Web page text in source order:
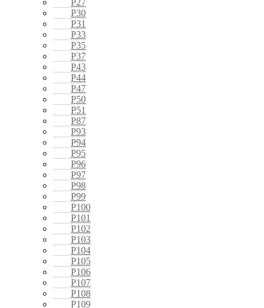
P27
P30
P31
P33
P35
P37
P43
P44
P47
P50
P51
P87
P93
P94
P95
P96
P97
P98
P99
P100
P101
P102
P103
P104
P105
P106
P107
P108
P109